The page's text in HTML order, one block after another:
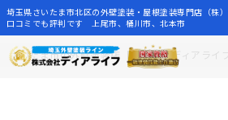
Skip
to
埼玉県さいたま市北区の外壁塗装・屋根塗装専門店（株
口コミでも評判です 上尾市、桶川市、北本市
さいたま市の外壁塗装店【株式会社ディアライフ